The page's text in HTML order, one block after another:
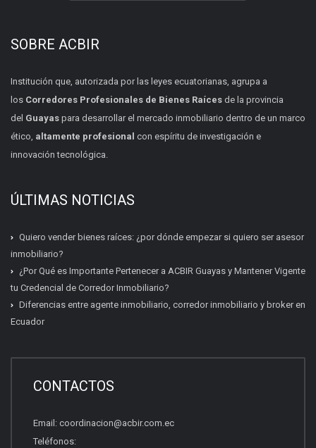
Beneficios del socio
SOBRE ACBIR
Institución que, autorizada por las leyes ecuatorianas, agrupa a
los Corredores Profesionales de Bienes Raíces de la provincia
del Guayas para desarrollar el mercado inmobiliario dentro de un marco
ético, altamente profesional con espíritu de investigación e
innovación tecnológica.
ÚLTIMAS NOTICIAS
Quiero vender bienes raíces: ¿por dónde empezar si quiero ser asesor
inmobiliario?
¿Por Qué es Importante Pertenecer a ACBIR Guayas y Mantener Vigente
tu Credencial de Corredor Inmobiliario?
Diferencias entre agente inmobiliario, corredor inmobiliario y broker en
Ecuador
CONTACTOS
Email: coordinacion@acbir.com.ec
Teléfonos: